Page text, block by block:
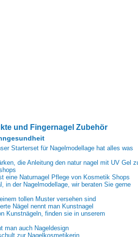
und Fingernagel Zubehör
Starterset für Nagelmodellage hat alles was
die Anleitung den natur nagel mit UV Gel
eine Naturnagel Pflege von Kosmetik Shops
in der Nagelmodellage, wir beraten Sie gerne
tollen Muster versehen sind
Nägel nennt man Kunstnagel
Kunstnägeln, finden sie in unserem
man auch Nageldesign
zur Nagelkosmetikerin